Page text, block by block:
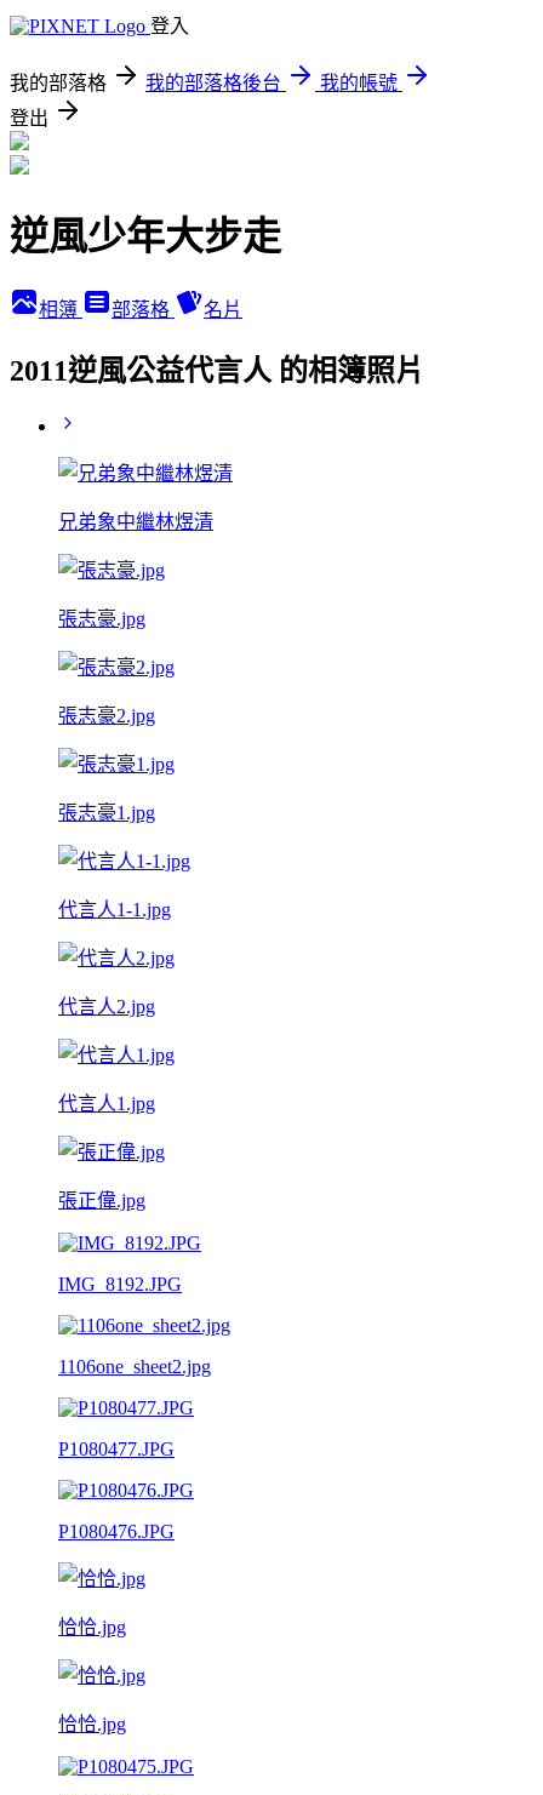
登入
我的部落格 我的部落格後台
我的帳號
登出
逆風少年大步走
相簿 部落格 名片
2011逆風公益代言人 的相簿照片
兄弟象中繼林煜清
張志豪.jpg
張志豪2.jpg
張志豪1.jpg
代言人1-1.jpg
代言人2.jpg
代言人1.jpg
張正偉.jpg
IMG_8192.JPG
1106one_sheet2.jpg
P1080477.JPG
P1080476.JPG
恰恰.jpg
恰恰.jpg